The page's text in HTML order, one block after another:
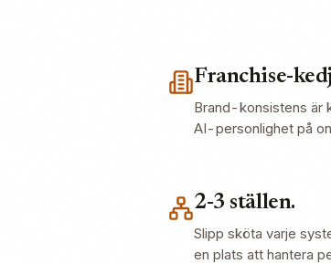
Franchise-
Brand-konsistens är
AI-personlighet på
2-3 ställen.
Slipp sköta varje
en plats att hantera